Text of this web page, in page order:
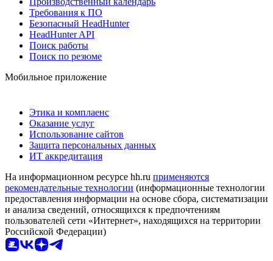
Требования к ПО
Безопасный HeadHunter
HeadHunter API
Поиск работы
Поиск по резюме
Мобильное приложение
Этика и комплаенс
Оказание услуг
Использование сайтов
Защита персональных данных
ИТ аккредитация
На информационном ресурсе hh.ru применяются
рекомендательные технологии (информационные технологии
предоставления информации на основе сбора, систематизации
и анализа сведений, относящихся к предпочтениям
пользователей сети «Интернет», находящихся на территории
Российской Федерации)